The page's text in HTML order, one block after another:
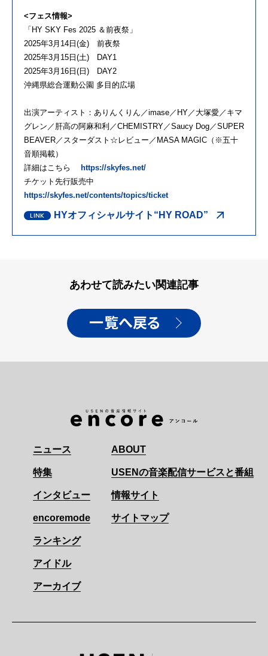
<フェス情報>
「HY SKY Fes 2025 ＆前夜祭」
2025年3月14日(金) 前夜祭
2025年3月15日(土) DAY1
2025年3月16日(日) DAY2
沖縄県総合運動公園 多目的広場
出演アーティスト：ありんくりん／imase／HY／大塚愛／キマ
グレン／肝高の阿麻和利／CHEMISTRY／Saucy Dog／SUPER
BEAVER／スターダスト☆レビュー／MASA MAGIC（※五十
音順掲載）
詳細はこちら https://skyfes.net/
チケット先行販売中
https://skyfes.net/contents/topics/ticket
HYオフィシャルサイト“HY ROAD”
あわせて読みたい関連記事
一覧へ戻る
ニュース
特集
インタビュー
encoremode
ランキング
アイドル
アーカイブ
ABOUT
USENの音楽配信サービスと番組
情報サイト
サイトマップ